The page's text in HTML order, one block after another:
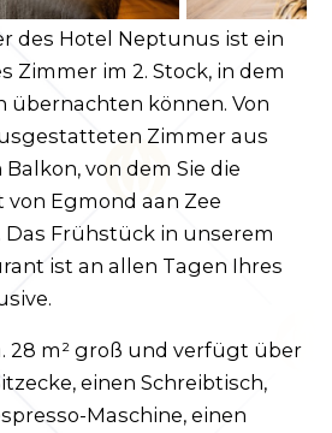
des Hotel Neptunus ist ein
Zimmer im 2. Stock, in dem
übernachten können. Von
Zimmer aus
von dem Sie die
Egmond aan Zee
Frühstück in unserem
ist an allen Tagen Ihres
28 m² groß und verfügt über
einen Schreibtisch,
Maschine, einen